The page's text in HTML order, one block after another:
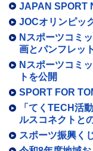
JAPAN SPORT
JOCオリンピッ
Nスポーツコミ
画とパンフレッ
Nスポーツコミ
トを公開
SPORT FOR
「てくTECH活
ルスコネクトと
スポーツ振興く